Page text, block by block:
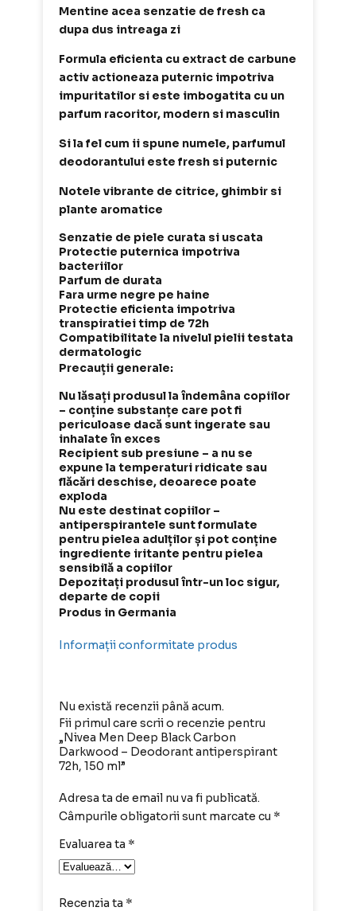
Mentine acea senzatie de fresh ca
dupa dus intreaga zi
Formula eficienta cu extract de carbune
activ actioneaza puternic impotriva
impuritatilor si este imbogatita cu un
parfum racoritor, modern si masculin
Si la fel cum ii spune numele, parfumul
deodorantului este fresh si puternic
Notele vibrante de citrice, ghimbir si
plante aromatice
Senzatie de piele curata si uscata
Protectie puternica impotriva
bacteriilor
Parfum de durata
Fara urme negre pe haine
Protectie eficienta impotriva
transpiratiei timp de 72h
Compatibilitate la nivelul pielii testata
dermatologic
Precauții generale:
Nu lăsați produsul la îndemâna copiilor
– conține substanțe care pot fi
periculoase dacă sunt ingerate sau
inhalate în exces
Recipient sub presiune – a nu se
expune la temperaturi ridicate sau
flăcări deschise, deoarece poate
exploda
Nu este destinat copiilor –
antiperspirantele sunt formulate
pentru pielea adulților și pot conține
ingrediente iritante pentru pielea
sensibilă a copiilor
Depozitați produsul într-un loc sigur,
departe de copii
Produs in Germania
Informații conformitate produs
Nu există recenzii până acum.
Fii primul care scrii o recenzie pentru
„Nivea Men Deep Black Carbon
Darkwood – Deodorant antiperspirant
72h, 150 ml”
Adresa ta de email nu va fi publicată.
Câmpurile obligatorii sunt marcate cu *
Evaluarea ta *
Recenzia ta *